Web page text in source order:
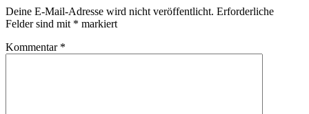
Deine E-Mail-Adresse wird nicht veröffentlicht. Erforderliche
Felder sind mit * markiert
Kommentar *